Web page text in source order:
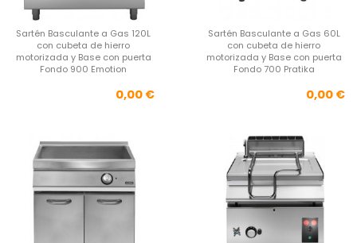
Sartén Basculante a Gas 120L
con cubeta de hierro
motorizada y Base con puerta
Fondo 900 Emotion
Precio
0,00 €
Sartén Basculante a Gas 60L
con cubeta de hierro
motorizada y Base con puerta
Fondo 700 Pratika
0,00 €